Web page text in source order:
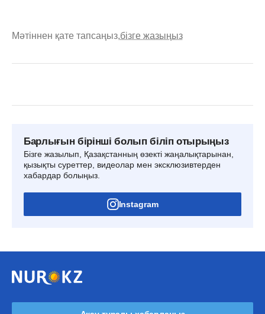
Мәтіннен қате тапсаңыз,бізге жазыңыз
Барлығын бірінші болып біліп отырыңыз
Бізге жазылып, Қазақстанның өзекті жаңалықтарынан,
қызықты суреттер, видеолар мен эксклюзивтерден
хабардар болыңыз.
Instagram